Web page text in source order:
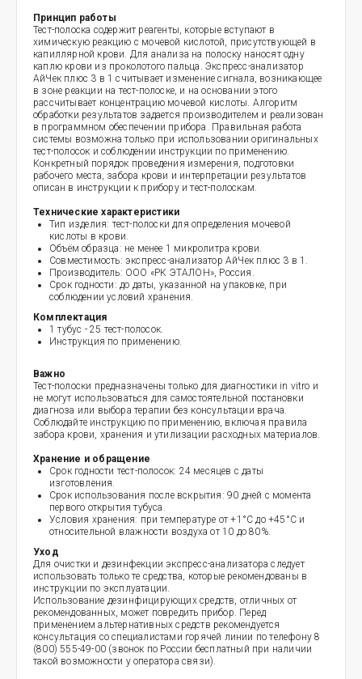
Принцип работы
Тест-полоска содержит реагенты, которые вступают в
химическую реакцию с мочевой кислотой, присутствующей в
капиллярной крови. Для анализа на полоску наносят одну
каплю крови из проколотого пальца. Экспресс-анализатор
АйЧек плюс 3 в 1 считывает изменение сигнала, возникающее
в зоне реакции на тест-полоске, и на основании этого
рассчитывает концентрацию мочевой кислоты. Алгоритм
обработки результатов задается производителем и реализован
в программном обеспечении прибора. Правильная работа
системы возможна только при использовании оригинальных
тест-полосок и соблюдении инструкции по применению.
Конкретный порядок проведения измерения, подготовки
рабочего места, забора крови и интерпретации результатов
описан в инструкции к прибору и тест-полоскам.
Технические характеристики
Тип изделия: тест-полоски для определения мочевой
кислоты в крови.
Объём образца: не менее 1 микролитра крови.
Совместимость: экспресс-анализатор АйЧек плюс 3 в 1.
Производитель: ООО «РК ЭТАЛОН», Россия.
Срок годности: до даты, указанной на упаковке, при
соблюдении условий хранения.
Комплектация
1 тубус - 25 тест-полосок.
Инструкция по применению.
Важно
Тест-полоски предназначены только для диагностики in vitro и
не могут использоваться для самостоятельной постановки
диагноза или выбора терапии без консультации врача.
Соблюдайте инструкцию по применению, включая правила
забора крови, хранения и утилизации расходных материалов.
Хранение и обращение
Срок годности тест-полосок: 24 месяцев с даты
изготовления.
Срок использования после вскрытия: 90 дней с момента
первого открытия тубуса.
Условия хранения: при температуре от +1°C до +45°C и
относительной влажности воздуха от 10 до 80%.
Уход
Для очистки и дезинфекции экспресс-анализатора следует
использовать только те средства, которые рекомендованы в
инструкции по эксплуатации.
Использование дезинфицирующих средств, отличных от
рекомендованных, может повредить прибор. Перед
применением альтернативных средств рекомендуется
консультация со специалистами горячей линии по телефону 8
(800) 555-49-00 (звонок по России бесплатный при наличии
такой возможности у оператора связи).